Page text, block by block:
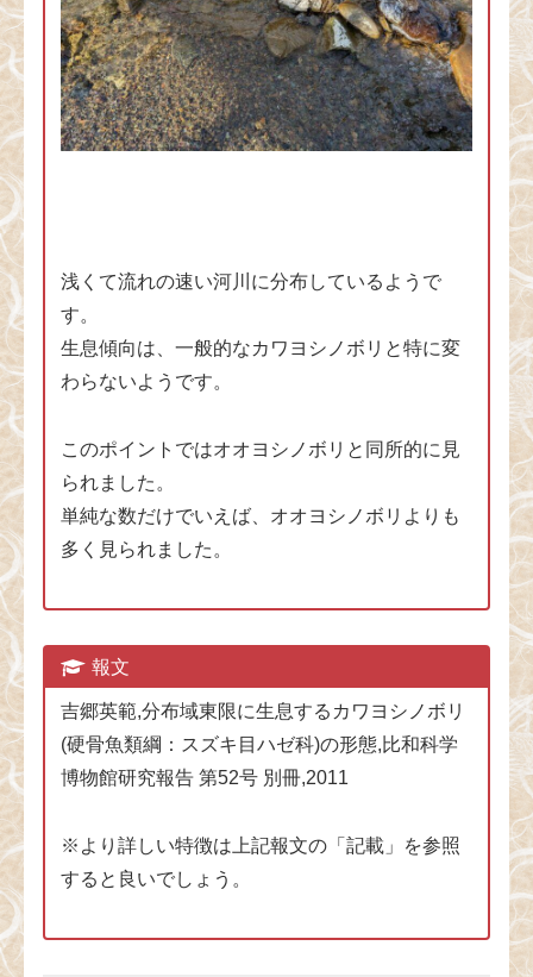
浅くて流れの速い河川に分布しているようで
す。
生息傾向は、一般的なカワヨシノボリと特に変
わらないようです。
このポイントではオオヨシノボリと同所的に見
られました。
単純な数だけでいえば、オオヨシノボリよりも
多く見られました。
報文
吉郷英範,分布域東限に生息するカワヨシノボリ
(硬骨魚類綱：スズキ目ハゼ科)の形態,比和科学
博物館研究報告 第52号 別冊,2011
※より詳しい特徴は上記報文の「記載」を参照
すると良いでしょう。